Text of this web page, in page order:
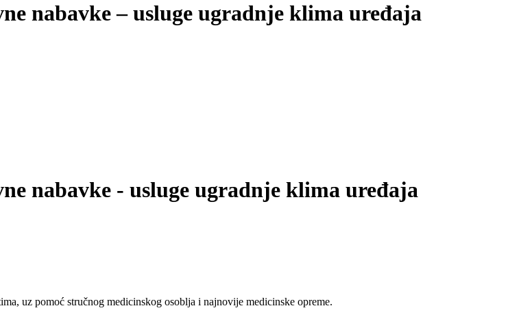
nabavke – usluge ugradnje klima uređaja
nabavke - usluge ugradnje klima uređaja
uz pomoć stručnog medicinskog osoblja i najnovije medicinske opreme.